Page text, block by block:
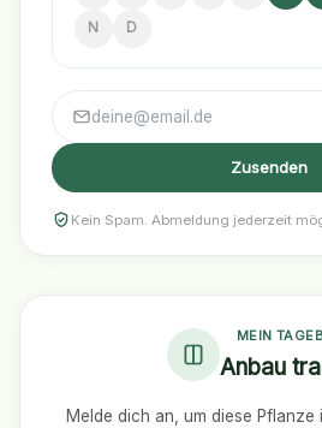
N D
Zusenden
Kein Spam. Abmeldung jederzeit
MEIN
Anbau
Melde dich an, um diese Pflanze